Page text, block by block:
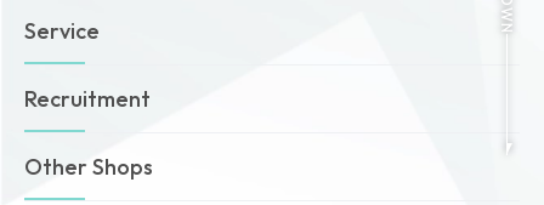
トップページ
お知らせ
ゾネスタイムズ
無料体験・見学予約
ご予約から無料体験・見学までの流れ
Service
女性専用24時間ジム
Amazonesのパーソナルトレーニング
Dr.Amazones
Recruitment
採用情報
Other Shops